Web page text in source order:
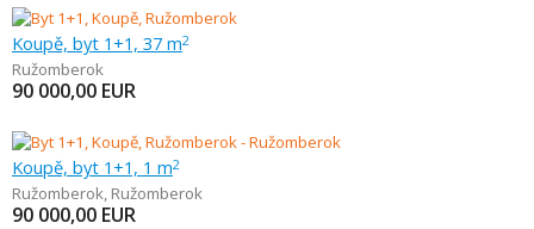
Koupě, byt 1+1, 37 m2
Ružomberok
90 000,00 EUR
Koupě, byt 1+1, 1 m2
Ružomberok, Ružomberok
90 000,00 EUR